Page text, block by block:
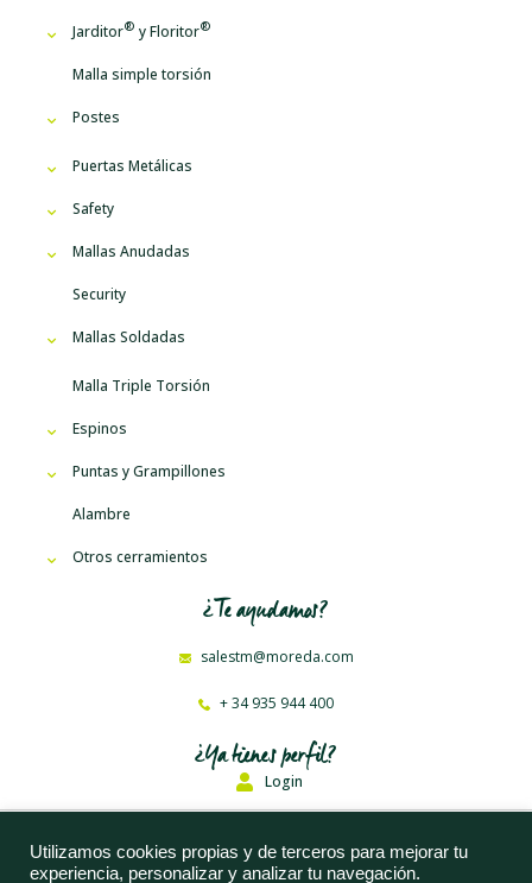
Jarditor yFloritor
Malla simple torsión
Postes
Puertas Metálicas
Safety
Mallas Anudadas
Security
Mallas Soldadas
Malla Triple Torsión
Espinos
Puntas y Grampillones
Alambre
Otros cerramientos
¿Te ayudamos?
salestm@moreda.com
+ 34 935 944 400
¿Ya tienes perfil?
Login
Moreda Riviere Trefilerías, S. A. © 2023
Utilizamos cookies propias y de terceros para mejorar tu
experiencia, personalizar y analizar tu navegación.